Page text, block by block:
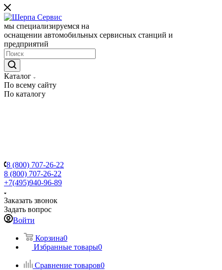
мы специализируемся на
оснащении автомобильных сервисных станций и
предприятий
Каталог
По всему сайту
По каталогу
8 (800) 707-26-22
8 (800) 707-26-22
+7(495)940-96-89
Заказать звонок
Задать вопрос
Войти
Корзина0
Избранные товары0
Сравнение товаров0